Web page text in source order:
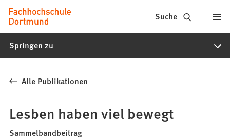
Inhalt anspringen
Fachhochschule
Dortmund
-
Studiengänge,
Bewerbung
Suche
Springen zu
Alle Publikationen
Lesben haben viel bewegt
Sammelbandbeitrag